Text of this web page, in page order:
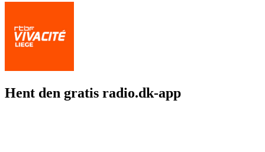
Hent den gratis radio.dk-app